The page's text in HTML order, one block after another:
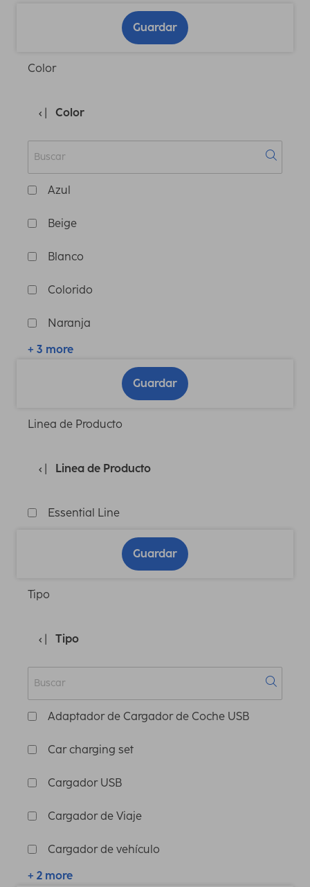
Guardar
Color
Color
Azul
Beige
Blanco
Colorido
Naranja
+ 3 more
Guardar
Linea de Producto
Linea de Producto
Essential Line
Guardar
Tipo
Tipo
Adaptador de Cargador de Coche USB
Car charging set
Cargador USB
Cargador de Viaje
Cargador de vehículo
+ 2 more